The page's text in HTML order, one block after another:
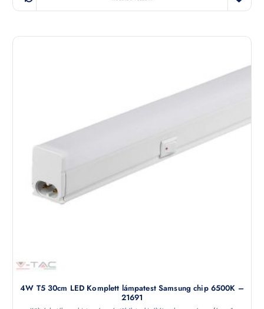
4W T5 30cm LED Komplett lámpatest Samsung chip 6500K –
21691